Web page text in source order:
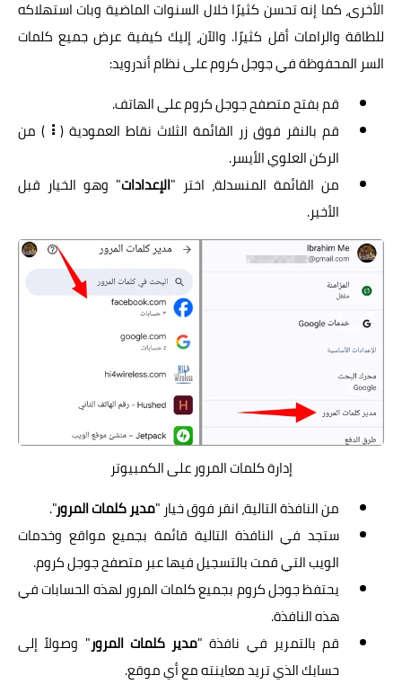
الأخرى، كما إنه تحسن كثيرًا خلال السنوات الماضية وبات استهلاكه
للطاقة والرامات أقل كثيرًا. والآن، إليك كيفية عرض جميع كلمات
السر المحفوظة في جوجل كروم على نظام أندرويد:
قم بفتح متصفح جوجل كروم على الهاتف.
قم بالنقر فوق زر القائمة الثلاث نقاط العمودية ( ⠇ ) من
الركن العلوي الأيسر.
من القائمة المنسدلة، اختر "الإعدادات" وهو الخيار قبل
الأخير.
إدارة كلمات المرور على الكمبيوتر
من النافذة التالية، انقر فوق خيار "مدير كلمات المرور".
ستجد في النافذة التالية قائمة بجميع مواقع وخدمات
الويب التي قمت بالتسجيل فيها عبر متصفح جوجل كروم.
يحتفظ جوجل كروم بجميع كلمات المرور لهذه الحسابات في
هذه النافذة.
قم بالتمرير في نافذة "مدير كلمات المرور" وصولاً إلى
حسابك الذي تريد معاينته مع أي موقع.